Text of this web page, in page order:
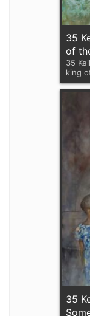
35
of
35
king
35